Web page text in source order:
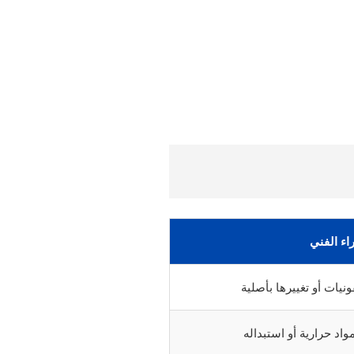
الفني
أو تغييرها بأصلية
حرارية أو استبداله